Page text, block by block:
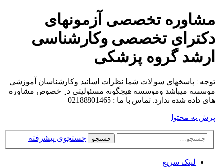
مشاوره تخصصی آزمونهای
دکترای تخصصی وکارشناسی
ارشد گروه پزشکی
توجه : پاسخهای سوالات شما نظرات اساتید وکارشناسان آموزشی
موسسه میباشد وموسسه هیچگونه مسئولیتی در خصوص مشاوره
های داده شده ندارد. تماس با ما : 02188801465
پرش به محتوا
جستجو جستجوی پیشرفته
لینک سریع